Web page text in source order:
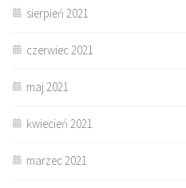
sierpień 2021
czerwiec 2021
maj 2021
kwiecień 2021
marzec 2021